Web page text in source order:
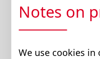
Notes on
We use cookies